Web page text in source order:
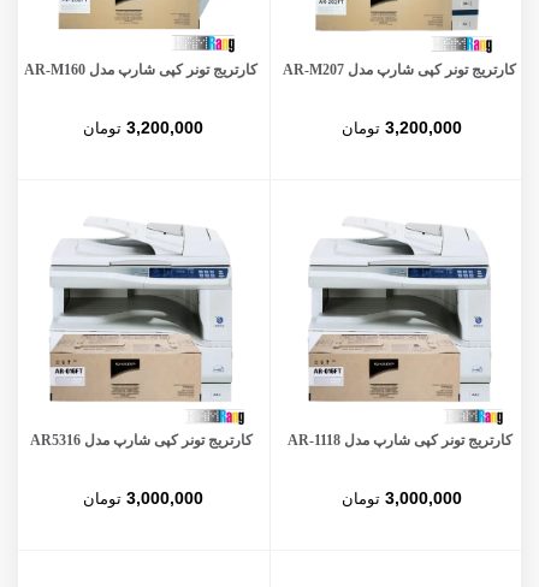
کارتریج تونر کپی شارپ مدل AR-M207
3,200,000 تومان
کارتریج تونر کپی شارپ مدل AR-M160
3,200,000 تومان
کارتریج تونر کپی شارپ مدل AR-1118
3,000,000 تومان
کارتریج تونر کپی شارپ مدل AR5316
3,000,000 تومان